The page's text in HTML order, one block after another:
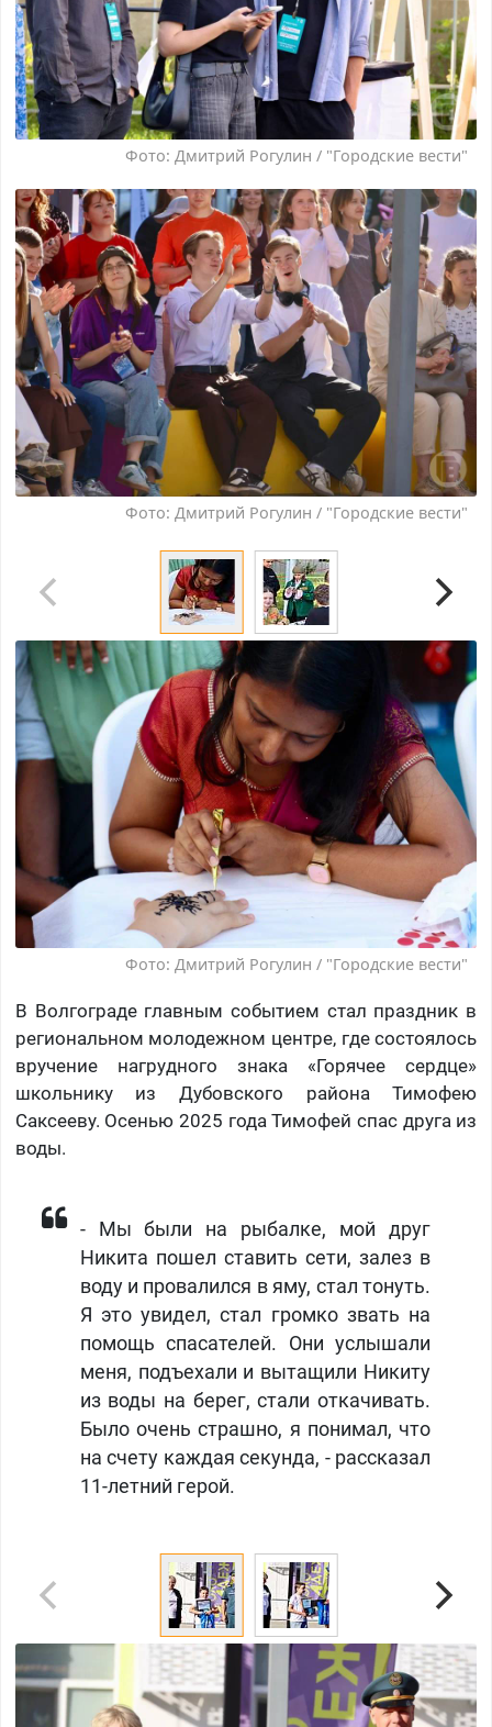
Фото: Дмитрий Рогулин / "Городские вести"
Фото: Дмитрий Рогулин / "Городские вести"
Фото: Дмитрий Рогулин / "Городские вести"
В Волгограде главным событием стал праздник в
региональном молодежном центре, где состоялось
вручение нагрудного знака «Горячее сердце»
школьнику из Дубовского района Тимофею
Саксееву. Осенью 2025 года Тимофей спас друга из
воды.
​- Мы были на рыбалке, мой друг
Никита пошел ставить сети, залез в
воду и провалился в яму, стал тонуть.
Я это увидел, стал громко звать на
помощь спасателей. Они услышали
меня, подъехали и вытащили Никиту
из воды на берег, стали откачивать.
Было очень страшно, я понимал, что
на счету каждая секунда, - рассказал
11-летний герой.